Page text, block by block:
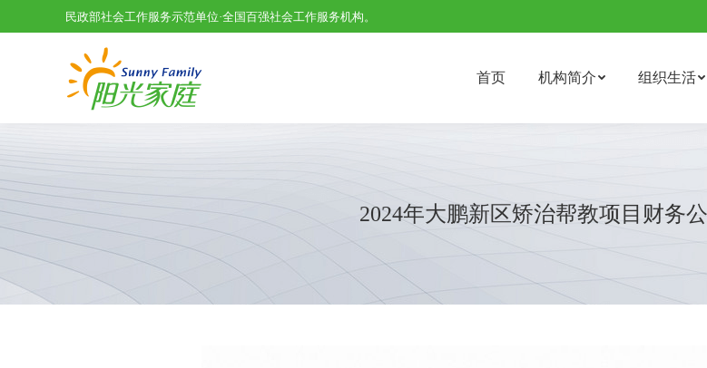
民政部社会工作服务示范单位·全国百强社会工作服务机构。
首页 机构简介 组织生活
2024年大鹏新区矫治帮教项目财务